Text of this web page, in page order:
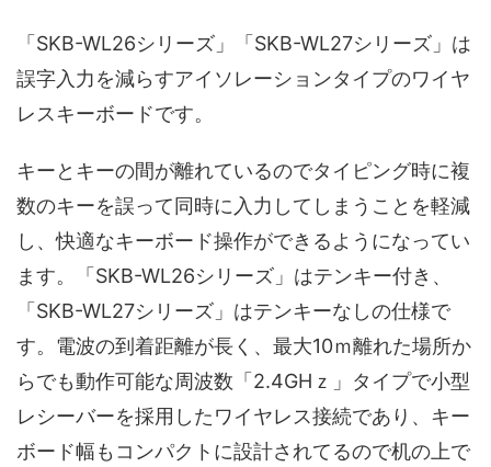
「SKB-WL26シリーズ」「SKB-WL27シリーズ」は
誤字入力を減らすアイソレーションタイプのワイヤ
レスキーボードです。
キーとキーの間が離れているのでタイピング時に複
数のキーを誤って同時に入力してしまうことを軽減
し、快適なキーボード操作ができるようになってい
ます。「SKB-WL26シリーズ」はテンキー付き、
「SKB-WL27シリーズ」はテンキーなしの仕様で
す。電波の到着距離が長く、最大10ｍ離れた場所か
らでも動作可能な周波数「2.4GHｚ」タイプで小型
レシーバーを採用したワイヤレス接続であり、キー
ボード幅もコンパクトに設計されてるので机の上で